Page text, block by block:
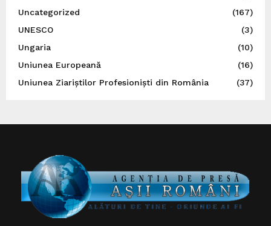
Uncategorized
(167)
UNESCO
(3)
Ungaria
(10)
Uniunea Europeană
(16)
Uniunea Ziariștilor Profesioniști din România
(37)